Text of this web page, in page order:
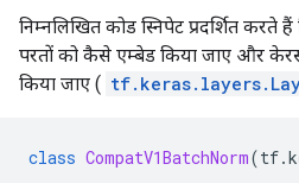
निम्नलिखित कोड स्निपेट प्रदर्शित करते
परतों को कैसे एम्बेड किया जाए और
किया जाए (
class CompatV1BatchNorm(tf.